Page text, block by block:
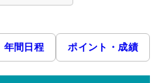
年間日程 ポイント・成績